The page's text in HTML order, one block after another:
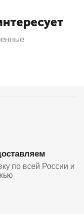
по всей России и